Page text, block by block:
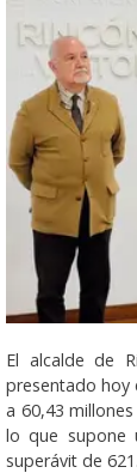
El alcalde de
presentado hoy
a 60,43
lo que supone
superávit de